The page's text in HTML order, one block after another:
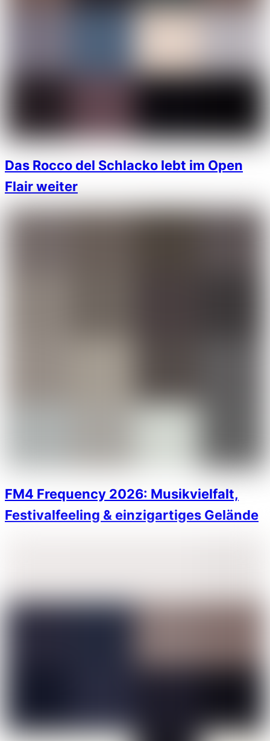
Das Rocco del Schlacko lebt im Open
Flair weiter
FM4 Frequency 2026: Musikvielfalt,
Festivalfeeling & einzigartiges Gelände